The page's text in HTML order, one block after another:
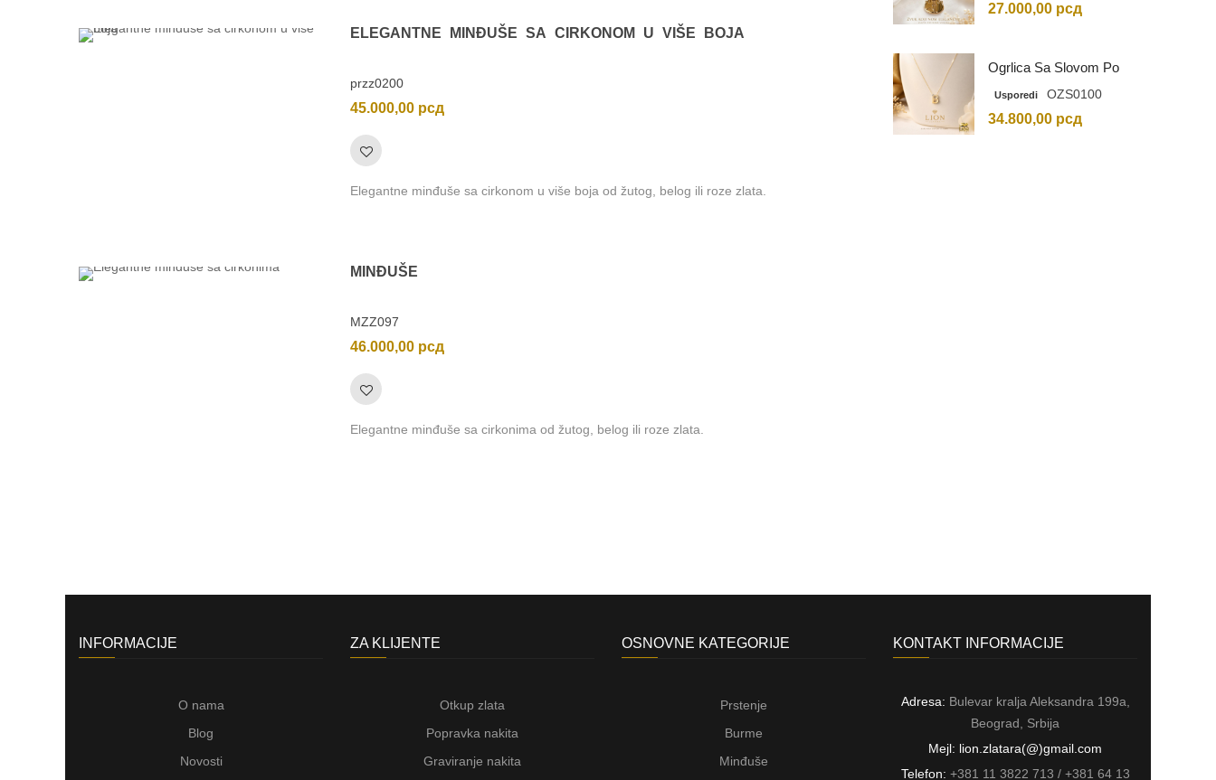
ELEGANTNE MINĐUŠE SA CIRKONOM U VIŠE BOJA
przz0200
45.000,00 рсд
Elegantne minđuše sa cirkonom u više boja od žutog, belog ili roze zlata.
MINĐUŠE
MZZ097
46.000,00 рсд
Elegantne minđuše sa cirkonima od žutog, belog ili roze zlata.
27.000,00 рсд
Ogrlica Sa Slovom Po
Vašem Izboru
Usporedi OZS0100
34.800,00 рсд
INFORMACIJE
O nama
Blog
Novosti
ZA KLIJENTE
Otkup zlata
Popravka nakita
Graviranje nakita
OSNOVNE KATEGORIJE
Prstenje
Burme
Minđuše
KONTAKT INFORMACIJE
Adresa: Bulevar kralja Aleksandra 199a,
Beograd, Srbija
Mejl: lion.zlatara(@)gmail.com
Telefon: +381 11 3822 713 / +381 64 13